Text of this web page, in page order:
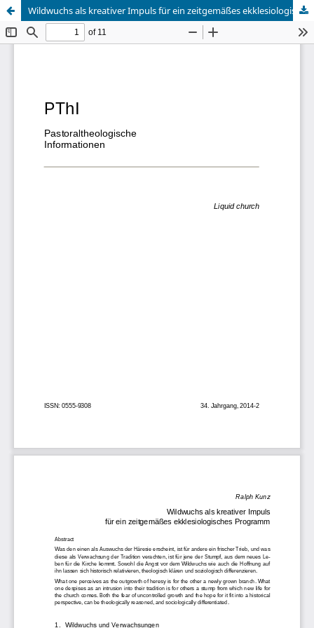
Wildwuchs als kreativer Impuls für ein zeitgemäßes ekklesiologisches Programm